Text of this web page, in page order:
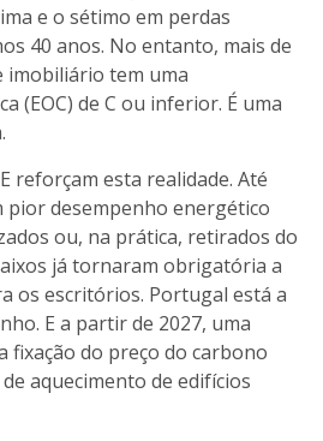
e o sétimo em perdas
40 anos. No entanto, mais de
imobiliário tem uma
(EOC) de C ou inferior. É uma
reforçam esta realidade. Até
pior desempenho energético
ou, na prática, retirados do
já tornaram obrigatória a
os escritórios. Portugal está a
E a partir de 2027, uma
fixação do preço do carbono
aquecimento de edifícios